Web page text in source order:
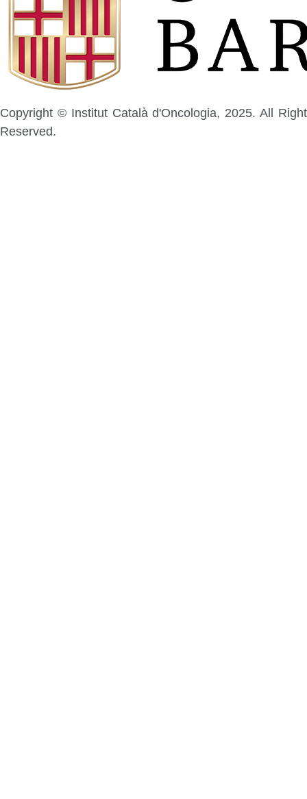
Copyright © Institut Català d'Oncologia, 2025. All Right
Reserved.